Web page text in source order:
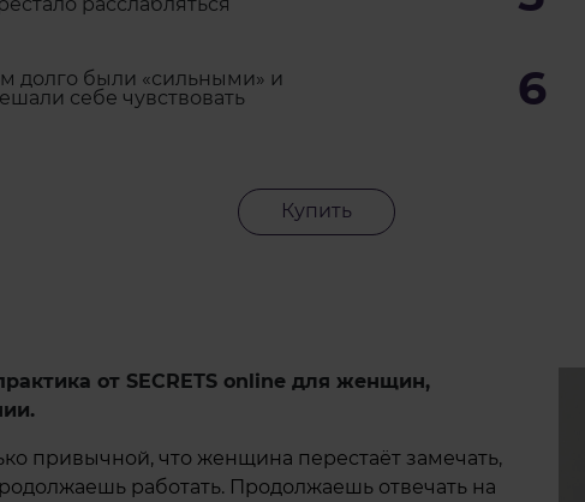
долго были «сильными» и
себе чувствовать
6
Купить
от SECRETS online для женщин,
привычной, что женщина перестаёт замечать,
работать. Продолжаешь отвечать на